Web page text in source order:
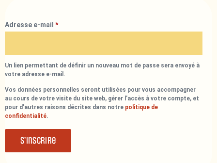
Adresse e-mail *
Un lien permettant de définir un nouveau mot de passe sera envoyé à
votre adresse e-mail.
Vos données personnelles seront utilisées pour vous accompagner
au cours de votre visite du site web, gérer l’accès à votre compte, et
pour d’autres raisons décrites dans notre politique de
confidentialité.
S’inscrire